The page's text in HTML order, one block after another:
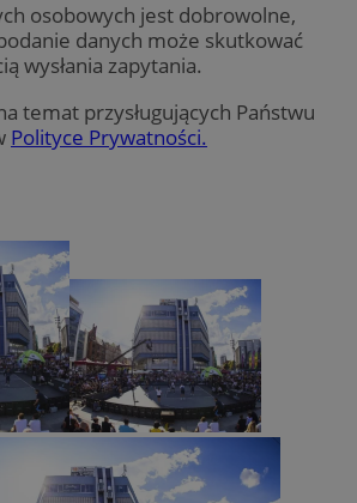
osobowych jest dobrowolne,
danych może skutkować
wysłania zapytania.
temat przysługujących Państwu
Polityce Prywatności.